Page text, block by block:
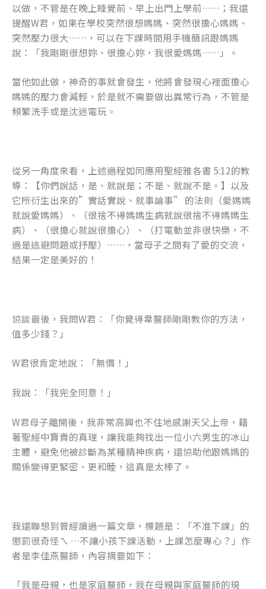
以做，不管是在晚上睡覺前、早上出門上學前……；我還
提醒W君，如果在學校突然很想媽媽、突然很擔心媽媽、
突然壓力很大……，可以在下課時間用手機簡訊跟媽媽
說：「我剛剛很想妳、很擔心妳，我很愛媽媽……」。
當他如此做，神奇的事就會發生，他將會發現心裡面擔心
媽媽的壓力會減輕，於是就不需要做出異常行為，不管是
頻繁洗手或是沈迷電玩。
從另一角度來看，上述過程如同應用聖經雅各書 5:12的教
導：【你們說話，是、就說是；不是、就說不是。】以及
它所衍生出來的”實話實說、就事論事” 的法則（愛媽媽
就說愛媽媽）、（很捨不得媽媽生病就說很捨不得媽媽生
病）、（很擔心就說很擔心）、（打電動並非很快樂，不
過是逃避問題或抒壓）……，當母子之間有了愛的交流，
結果一定是美好的！
協談最後，我問W君：「你覺得韋醫師剛剛教你的方法，
值多少錢？」
W君很肯定地說：「無價！」
我說：「我完全同意！」
W君母子離開後，我非常高興也不住地感謝天父上帝，藉
著聖經中寶貴的真理，讓我能夠找出一位小六男生的冰山
主體，避免他被診斷為某種精神疾病，還協助他跟媽媽的
關係變得更緊密、更和睦，這真是太棒了。
我還聯想到曾經讀過一篇文章，標題是：「不准下課」的
懲罰很奇怪ㄟ …不讓小孩下課活動，上課怎麼專心？」作
者是李佳燕醫師，內容摘要如下：
「我是母親，也是家庭醫師，我在母親與家庭醫師的現